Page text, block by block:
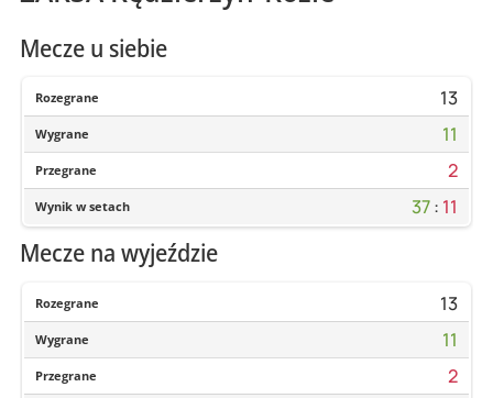
Mecze u siebie
Rozegrane 13
Wygrane 11
Przegrane 2
Wynik w setach 37: 11
Mecze na wyjeździe
Rozegrane 13
Wygrane 11
Przegrane 2